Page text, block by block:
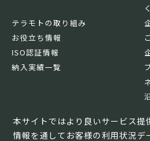
本サイトではより良いサービス
情報を通してお客様の利用状況デ
テラモトの取り組み
お役立ち情報
ISO認証情報
納入実績一覧